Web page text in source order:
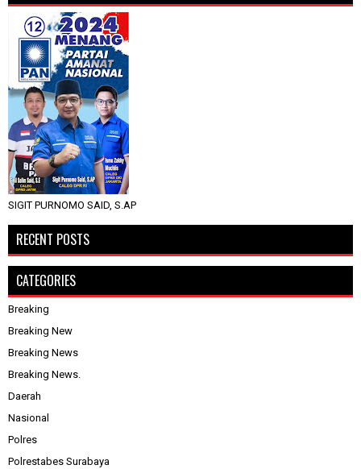
SIGIT PURNOMO SAID, S.AP
RECENT POSTS
CATEGORIES
Breaking
Breaking New
Breaking News
Breaking News.
Daerah
Nasional
Polres
Polrestabes Surabaya